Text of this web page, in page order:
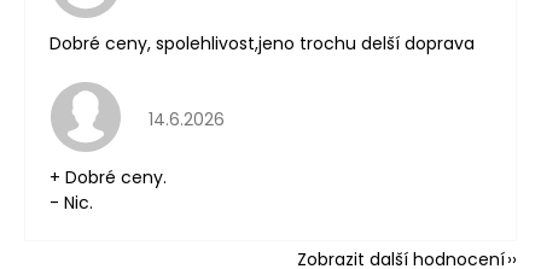
Dobré ceny, spolehlivost,jeno trochu delší doprava
Hodnocení obchodu je 5 z 5 hvězdiček.
14.6.2026
+ Dobré ceny.
- Nic.
Zobrazit další hodnocení